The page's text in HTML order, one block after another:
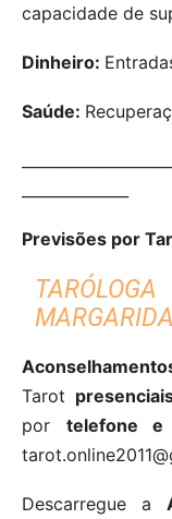
capacidade de
Dinheiro:
Saúde:
Previsões por
Tarot
por telefone e
Descarregue a